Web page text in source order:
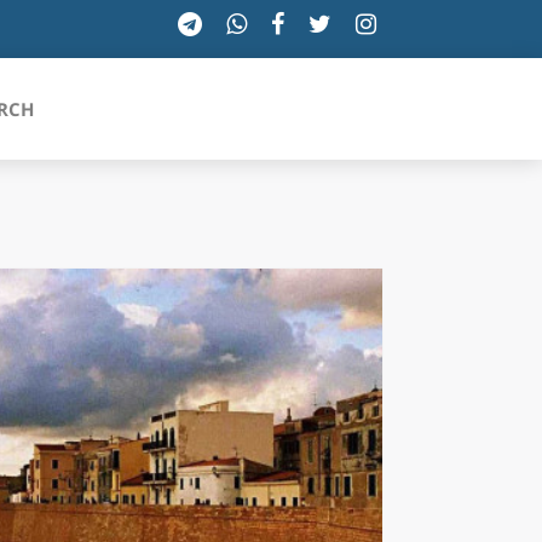
TOSCANA
TRENTINO-ALTO ADIGE
UMBRIA
VALLE D'AOSTA
VENETO